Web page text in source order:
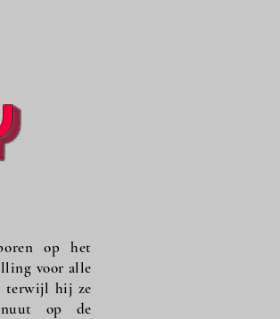
op het
voor alle
terwijl hij ze
op de